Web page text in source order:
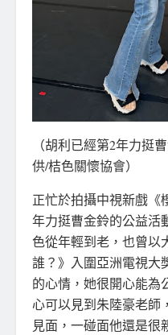
（胡利已經第2年力挺
供/桔色關懷協會）
正忙於拍攝中視新戲《
年力挺曹金鈴的公益活
色從年輕到老，也曾以
誰？》入圍亞洲電視大
的心情，她很開心能為
心可以見到朱陸豪老師
見面，一碰面他還是很